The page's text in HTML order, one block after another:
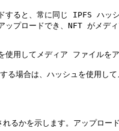
すると、常に同じ IPFS ハ
プロードでき、NFT がメデ
用してメディア ファイルをア
場合は、ハッシュを使用して
るかを示します。アップロ